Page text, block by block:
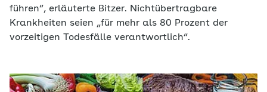
führen“, erläuterte Bitzer. Nichtübertragbare
Krankheiten seien „für mehr als 80 Prozent der
vorzeitigen Todesfälle verantwortlich“.